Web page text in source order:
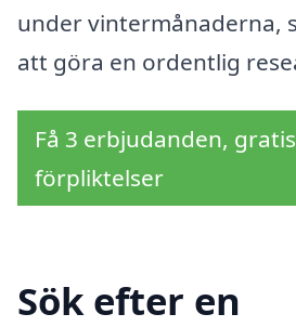
under vintermånaderna,
att göra en ordentlig
Få 3 erbjudanden,
förpliktelser
Sök efter en